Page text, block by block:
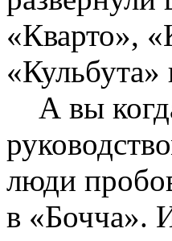
«Кварто»,
А вы
люди
в «Бочча».